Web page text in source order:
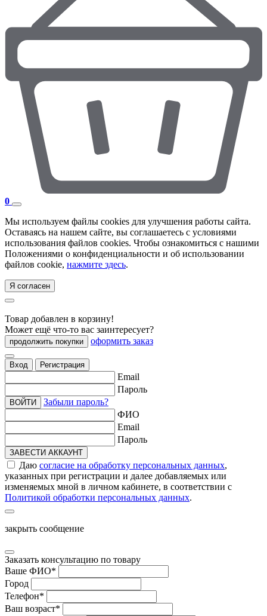
0
Мы используем файлы cookies для улучшения работы сайта.
Оставаясь на нашем сайте, вы соглашаетесь с условиями
использования файлов cookies. Чтобы ознакомиться с нашими
Положениями о конфиденциальности и об использовании
файлов cookie, нажмите здесь.
Я согласен
Товар добавлен в корзину!
Может ещё что-то вас заинтересует?
продолжить покупки оформить заказ
Вход Регистрация
Email
Пароль
ВОЙТИ
Забыли пароль?
ФИО
Email
Пароль
ЗАВЕСТИ АККАУНТ
Даю согласие на обработку персональных данных,
указанных при регистрации и далее добавляемых или
изменяемых мной в личном кабинете, в соответствии с
Политикой обработки персональных данных.
закрыть сообщение
Заказать консультацию по товару
Ваше ФИО*
Город
Телефон*
Ваш возраст*